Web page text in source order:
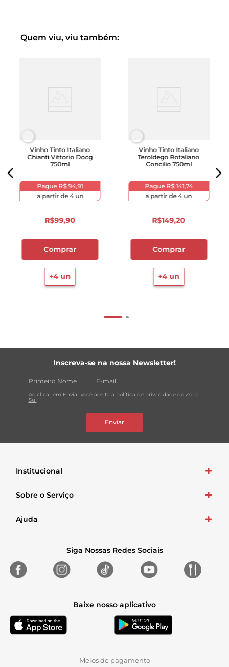
Quem viu, viu também:
Vinho Tinto Italiano
Chianti Vittorio Docg
750ml
Pague R$ 94,91
a partir de4un
R$99,90
Comprar
+4un
Vinho Tinto Italiano
Teroldego Rotaliano
Concilio 750ml
Pague R$ 141,74
a partir de4un
R$149,20
Comprar
+4un
Inscreva-se na nossa Newsletter!
Ao clicar em Enviar você aceita a política de privacidade do Zona
Sul
Enviar
Institucional +
Sobre o Serviço +
Ajuda +
Siga Nossas Redes Sociais
Baixe nosso aplicativo
Meios de pagamento